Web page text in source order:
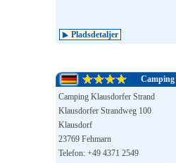
Pladsdetaljer
Camping Klausdorfer Strand
Klausdorfer Strandweg 100
Klausdorf
23769 Fehmarn
Telefon: +49 4371 2549